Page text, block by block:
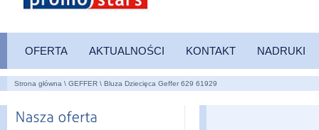
OFERTA AKTUALNOŚCI KONTAKT NADRUKI
Strona główna \ GEFFER \ Bluza Dziecięca Geffer 629 61929